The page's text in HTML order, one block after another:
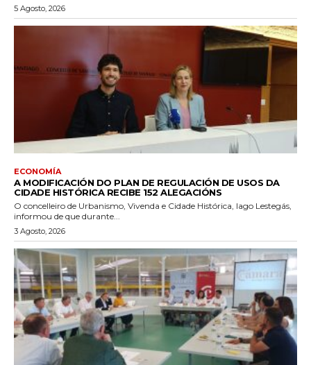
5 Agosto, 2026
ECONOMÍA
A MODIFICACIÓN DO PLAN DE REGULACIÓN DE USOS DA
CIDADE HISTÓRICA RECIBE 152 ALEGACIÓNS
O concelleiro de Urbanismo, Vivenda e Cidade Histórica, Iago Lestegás,
informou de que durante...
3 Agosto, 2026